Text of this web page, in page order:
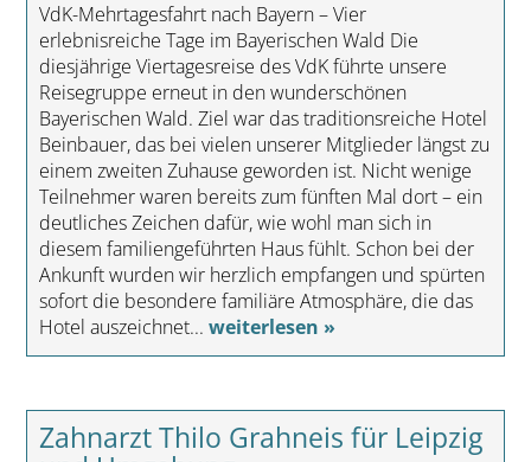
VdK-Mehrtagesfahrt nach Bayern – Vier
erlebnisreiche Tage im Bayerischen Wald Die
diesjährige Viertagesreise des VdK führte unsere
Reisegruppe erneut in den wunderschönen
Bayerischen Wald. Ziel war das traditionsreiche Hotel
Beinbauer, das bei vielen unserer Mitglieder längst zu
einem zweiten Zuhause geworden ist. Nicht wenige
Teilnehmer waren bereits zum fünften Mal dort – ein
deutliches Zeichen dafür, wie wohl man sich in
diesem familiengeführten Haus fühlt. Schon bei der
Ankunft wurden wir herzlich empfangen und spürten
sofort die besondere familiäre Atmosphäre, die das
Hotel auszeichnet... weiterlesen »
Zahnarzt Thilo Grahneis für Leipzig